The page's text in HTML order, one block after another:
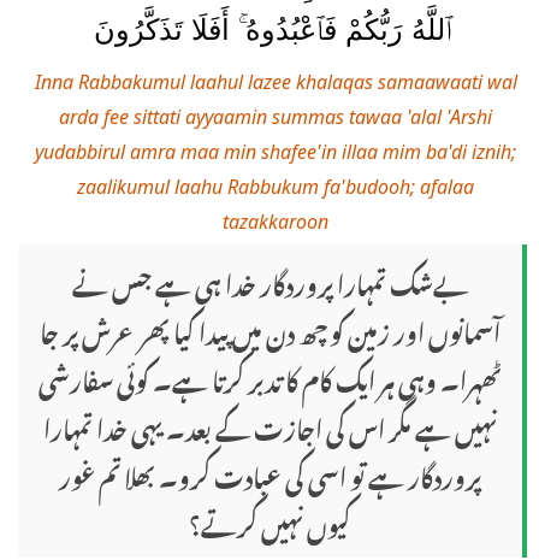
ٱللَّهُ رَبُّكُمْ فَٱعْبُدُوهُ ۚ أَفَلَا تَذَكَّرُونَ
Inna Rabbakumul laahul lazee khalaqas samaawaati wal
arda fee sittati ayyaamin summas tawaa 'alal 'Arshi
yudabbirul amra maa min shafee'in illaa mim ba'di iznih;
zaalikumul laahu Rabbukum fa'budooh; afalaa
tazakkaroon
بےشک تمہارا پروردگار خدا ہی ہے جس نے
آسمانوں اور زمین کو چھ دن میں پیدا کیا پھر عرش پر جا
ٹھہرا۔ وہی ہر ایک کام کا تدبر کرتا ہے۔ کوئی سفارشی
نہیں ہے مگر اس کی اجازت کے بعد۔ یہی خدا تمہارا
پروردگار ہے تو اسی کی عبادت کرو۔ بھلا تم غور
کیوں نہیں کرتے؟